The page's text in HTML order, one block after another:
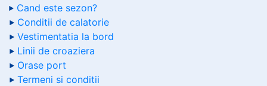
Cand este sezon?
Conditii de calatorie
Vestimentatia la bord
Linii de croaziera
Orase port
Termeni si conditii